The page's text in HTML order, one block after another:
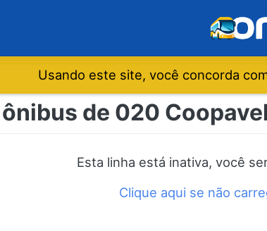
Usando este site, você concorda
de 020
Esta linha está inativa, você
Clique aqui se não